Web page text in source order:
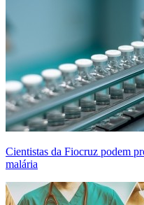
Cientistas da Fiocruz podem
malária